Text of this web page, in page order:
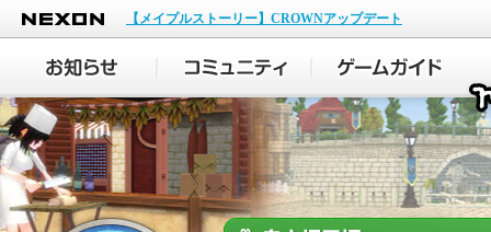
NEXON
【メイプルストーリー】CROWNアップデート